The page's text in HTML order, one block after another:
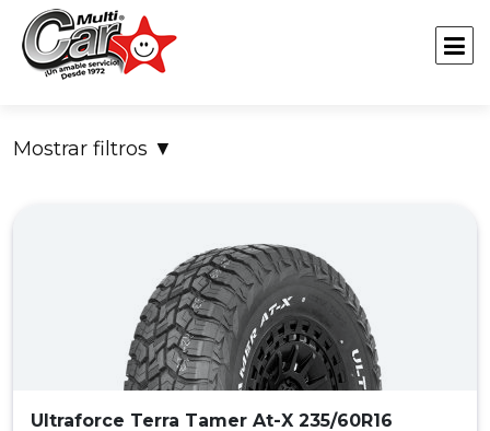
Mostrar filtros ▼
Ultraforce Terra Tamer At-X 235/60R16